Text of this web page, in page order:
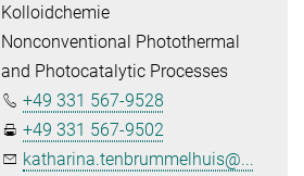
Kolloidchemie
Nonconventional Photothermal
and Photocatalytic Processes
+49 331 567-9528
+49 331 567-9502
katharina.tenbrummelhuis@...